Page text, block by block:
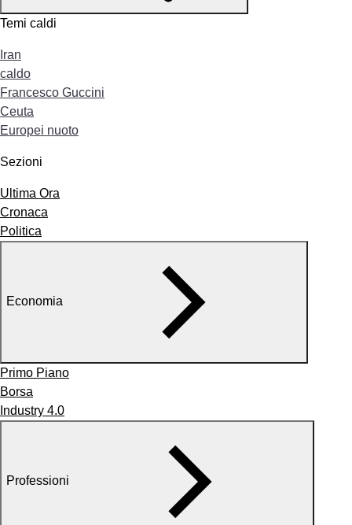
Temi caldi
Iran
caldo
Francesco Guccini
Ceuta
Europei nuoto
Sezioni
Ultima Ora
Cronaca
Politica
Economia
Primo Piano
Borsa
Industry 4.0
Professioni